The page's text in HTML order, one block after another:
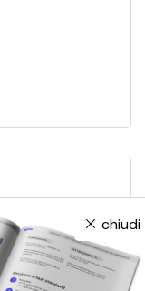
per fornire ai
per
chiudi